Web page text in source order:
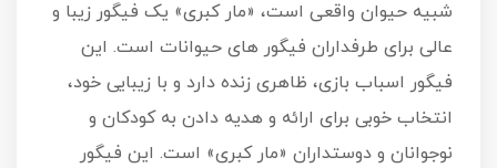
شبیه حیوان واقعی است، «مار کبری» یک فیگور زیبا و
عالی برای طرفداران فیگور های حیوانات است. این
فیگور اسباب‌ بازی، ظاهری زنده دارد و با زیبایی خود،
انتخاب خوبی برای ارائه و هدیه دادن به کودکان و
نوجوانان و دوستداران «مار کبری» است. این فیگور